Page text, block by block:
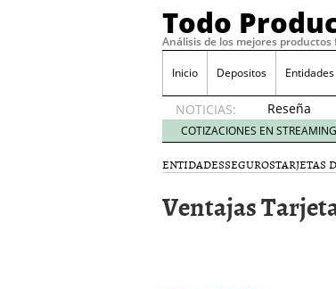
Todo
Análisis de los mejores
Inicio Depositos Entidades
NOTICIAS:
Reseña
de SIFX:
Lo Que
Deben
los
Traders
COTIZACIONES EN STREAMING
ENTIDADESSEGUROSTARJETAS
Ventajas